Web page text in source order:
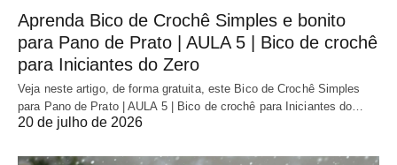
Aprenda Bico de Crochê Simples e bonito
para Pano de Prato | AULA 5 | Bico de crochê
para Iniciantes do Zero
Veja neste artigo, de forma gratuita, este Bico de Crochê Simples
para Pano de Prato | AULA 5 | Bico de crochê para Iniciantes do…
20 de julho de 2026